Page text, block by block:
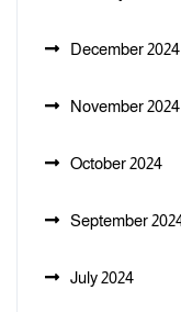
December 2024
November 2024
October 2024
September
July 2024